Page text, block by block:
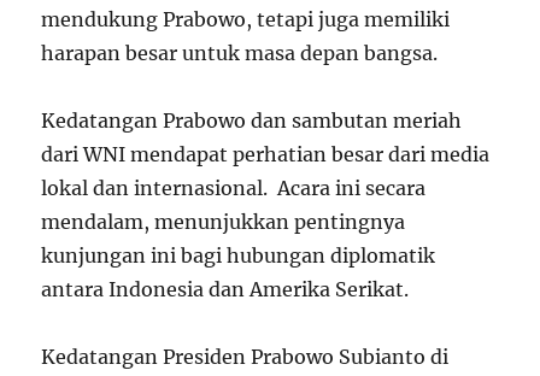
mendukung Prabowo, tetapi juga memiliki
harapan besar untuk masa depan bangsa.
Kedatangan Prabowo dan sambutan meriah
dari WNI mendapat perhatian besar dari media
lokal dan internasional. Acara ini secara
mendalam, menunjukkan pentingnya
kunjungan ini bagi hubungan diplomatik
antara Indonesia dan Amerika Serikat.
Kedatangan Presiden Prabowo Subianto di